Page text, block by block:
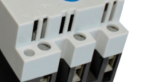
опорой
Ширмы
РЗА (шторы)
Штендеры